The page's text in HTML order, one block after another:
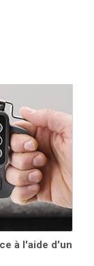
pour
grenaillée
à l'aide d'un